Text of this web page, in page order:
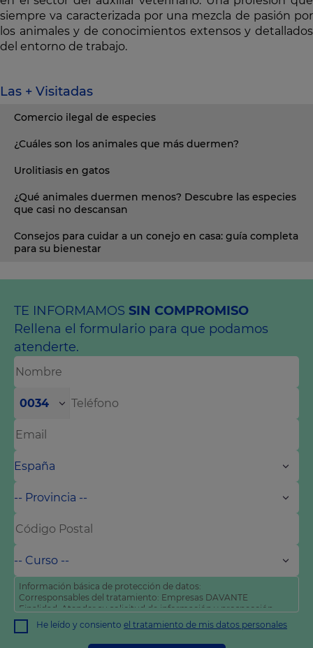
siempre va caracterizada por una mezcla de pasión por
los animales y de conocimientos extensos y detallados
del entorno de trabajo.
Las + Visitadas
Comercio ilegal de especies
¿Cuáles son los animales que más duermen?
Urolitiasis en gatos
¿Qué animales duermen menos? Descubre las especies
que casi no descansan
Consejos para cuidar a un conejo en casa: guía completa
para su bienestar
TE INFORMAMOS SIN COMPROMISO
Rellena el formulario para que podamos
atenderte.
0034
Información básica de protección de datos:
Corresponsables del tratamiento: Empresas DAVANTE
Finalidad: Atender su solicitud de información y prospección
comercial
Derechos: Puede acceder, rectificar y suprimir sus datos, así
como otros derechos tal y como se explica en nuestra
He leído y consiento el tratamiento de mis datos personales